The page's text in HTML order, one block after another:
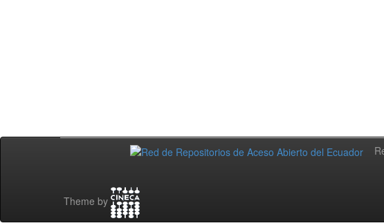
Theme by